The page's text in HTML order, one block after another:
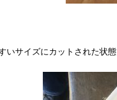
いサイズにカットされた状